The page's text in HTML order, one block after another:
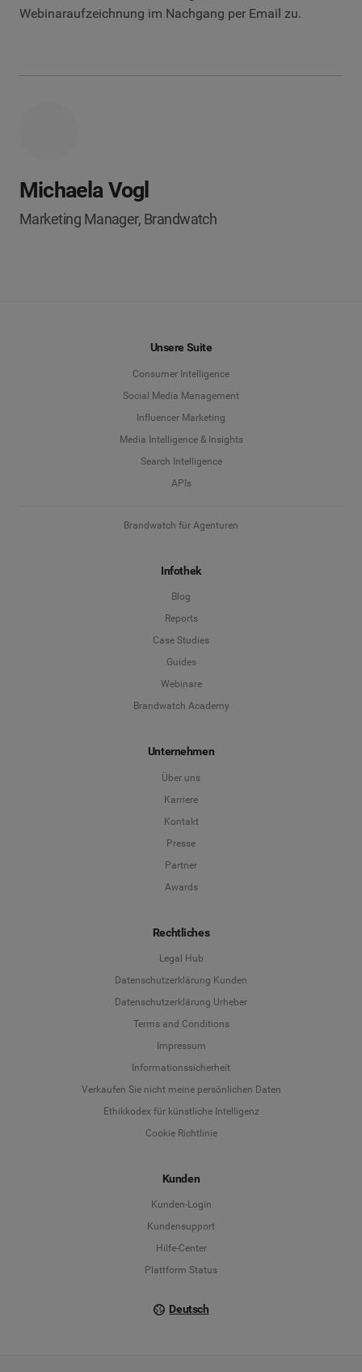
Webinaraufzeichnung im Nachgang per Email zu.
Michaela Vogl
Marketing Manager, Brandwatch
Unsere Suite
Consumer Intelligence
Social Media Management
Influencer Marketing
Media Intelligence & Insights
Search Intelligence
APIs
Brandwatch für Agenturen
Infothek
Blog
Reports
Case Studies
Guides
Webinare
Brandwatch Academy
Unternehmen
Über uns
Karriere
Kontakt
Presse
Partner
Awards
Rechtliches
Legal Hub
Datenschutzerklärung Kunden
Datenschutzerklärung Urheber
Terms and Conditions
Impressum
Informationssicherheit
Verkaufen Sie nicht meine persönlichen Daten
Ethikkodex für künstliche Intelligenz
Cookie Richtlinie
Kunden
Kunden-Login
Kundensupport
Hilfe-Center
Plattform Status
Deutsch
Deutsch
English